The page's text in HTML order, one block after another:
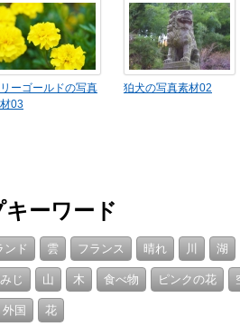
ーゴールドの写真
03
狛犬の写真素材02
ーワード
ンド 雲 フランス 晴れ 川 湖
じ 山 木 食べ物 ピンクの花
外国 花